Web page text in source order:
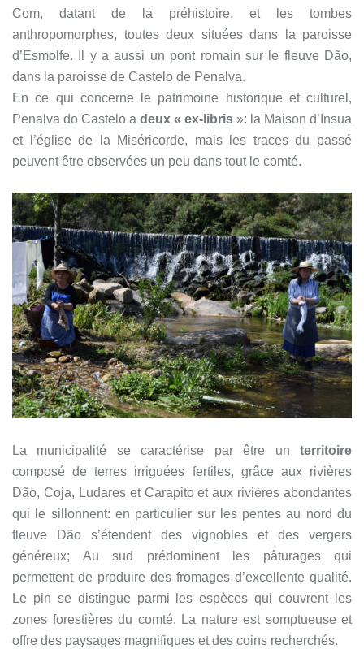
Com, datant de la préhistoire, et les tombes
anthropomorphes, toutes deux situées dans la paroisse
d’Esmolfe. Il y a aussi un pont romain sur le fleuve Dão,
dans la paroisse de Castelo de Penalva.
En ce qui concerne le patrimoine historique et culturel,
Penalva do Castelo a deux « ex-libris »: la Maison d’Insua
et l’église de la Miséricorde, mais les traces du passé
peuvent être observées un peu dans tout le comté.
La municipalité se caractérise par être un territoire
composé de terres irriguées fertiles, grâce aux rivières
Dão, Coja, Ludares et Carapito et aux rivières abondantes
qui le sillonnent: en particulier sur les pentes au nord du
fleuve Dão s’étendent des vignobles et des vergers
généreux; Au sud prédominent les pâturages qui
permettent de produire des fromages d’excellente qualité.
Le pin se distingue parmi les espèces qui couvrent les
zones forestières du comté. La nature est somptueuse et
offre des paysages magnifiques et des coins recherchés.